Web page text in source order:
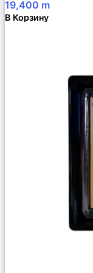
19,400 m
В Корзину